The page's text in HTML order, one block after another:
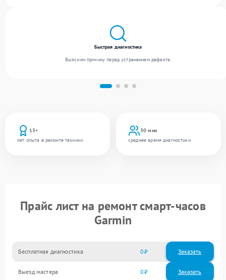
13+
лет опыта в ремонте техники
30 мин
среднее время диагностики
Быстрая диагностика
Выясним причину перед устранением дефекта.
Прайс лист на ремонт смарт-часов
Garmin
Бесплатная диагностика 0 Заказать
Выезд мастера 0 Заказать